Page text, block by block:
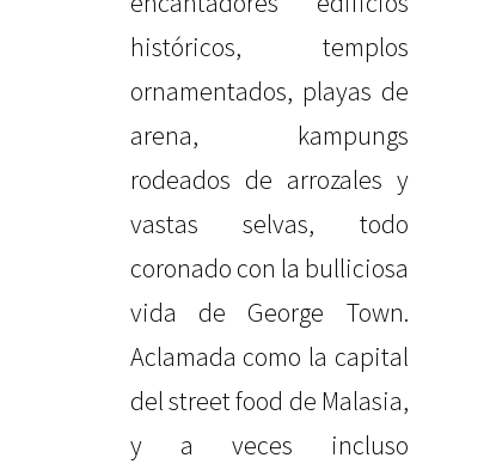
históricos, templos
ornamentados, playas de
arena, kampungs
rodeados de arrozales y
vastas selvas, todo
coronado con la bulliciosa
vida de George Town.
Aclamada como la capital
del street food de Malasia,
y a veces incluso